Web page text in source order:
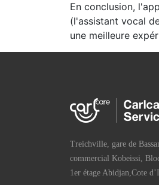
En conclusion,
(l'assistant vocal
une meilleure
Treichville, gare de
commercial Kobeissi,
1er étage Abidjan,Cote